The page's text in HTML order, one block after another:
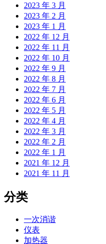
2023 年 3 月
2023 年 2 月
2023 年 1 月
2022 年 12 月
2022 年 11 月
2022 年 10 月
2022 年 9 月
2022 年 8 月
2022 年 7 月
2022 年 6 月
2022 年 5 月
2022 年 4 月
2022 年 3 月
2022 年 2 月
2022 年 1 月
2021 年 12 月
2021 年 11 月
分类
一次消谐
仪表
加热器